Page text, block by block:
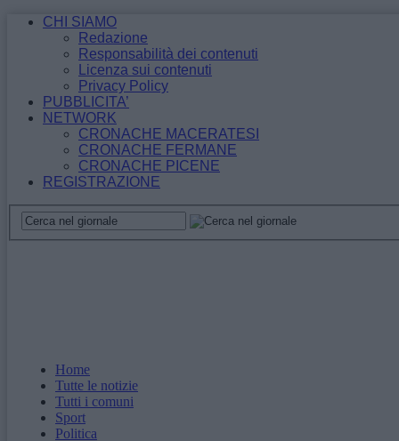
CHI SIAMO
Redazione
Responsabilità dei contenuti
Licenza sui contenuti
Privacy Policy
PUBBLICITA’
NETWORK
CRONACHE MACERATESI
CRONACHE FERMANE
CRONACHE PICENE
REGISTRAZIONE
Home
Tutte le notizie
Tutti i comuni
Sport
Politica